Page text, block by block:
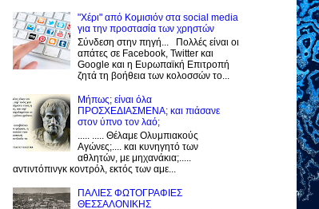
"Χέρι" από Κομισιόν στα social media
για την προστασία των χρηστών
Σύνδεση στην πηγή... Πολλές είναι οι
απάτες σε Facebook, Twitter και
Google και η Ευρωπαϊκή Επιτροπή
ζητά τη βοήθεια των κολοσσών το...
Μήπως; είναι όλα
ΠΡΟΣΧΕΔΙΑΣΜΕΝΑ; και πιάσανε
στον ύπνο τον λαό;
..... ..... Θέλαμε Ολυμπιακούς
Αγώνες;.... και κυνηγητό των
αθλητών, με μηχανάκια;.....
αντιντόπινγκ κοντρόλ, εκτός των αμε...
ΠΑΛΙΕΣ ΦΩΤΟΓΡΑΦΙΕΣ
ΘΕΣΣΑΛΟΝΙΚΗΣ